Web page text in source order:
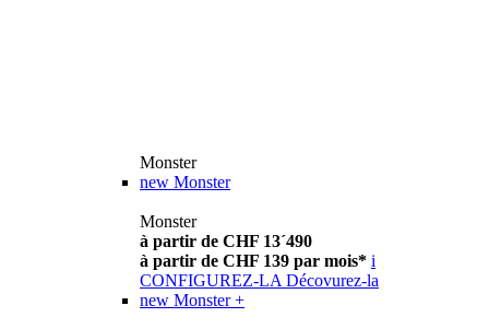
Monster
new Monster
Monster
à partir de CHF 13´490
à partir de CHF 139 par mois* i
CONFIGUREZ-LA Décovurez-la
new Monster +